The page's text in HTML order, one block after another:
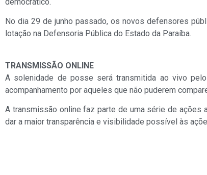
No dia 29 de junho passado, os novos defensores
lotação na Defensoria Pública do Estado da Paraíba.
TRANSMISSÃO ONLINE
A solenidade de posse será transmitida ao vivo
acompanhamento por aqueles que não puderem
A transmissão online faz parte de uma série de ações
dar a maior transparência e visibilidade possível às